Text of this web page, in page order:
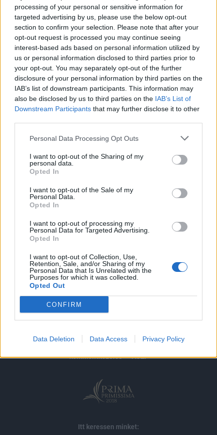
processing of your personal or sensitive information for
targeted advertising by us, please use the below opt-out
section to confirm your selection. Please note that after your
opt-out request is processed you may continue seeing
interest-based ads based on personal information utilized by
us or personal information disclosed to third parties prior to
your opt-out. You may separately opt-out of the further
disclosure of your personal information by third parties on the
IAB’s list of downstream participants. This information may
also be disclosed by us to third parties on the IAB’s List of
Downstream Participants that may further disclose it to other
Personal Data Processing Opt Outs
I want to opt-out of the Sharing of my
personal data.
Opted In
I want to opt-out of the Sale of my
Personal Data.
Opted In
I want to opt-out of processing my
Personal Data for Targeted Advertising.
Opted In
I want to opt-out of Collection, Use,
Retention, Sale, and/or Sharing of my
Personal Data that Is Unrelated with the
Purposes for which it was collected.
Opted Out
CONFIRM
Data Deletion Data Access Privacy Policy
(BAMOSZ) közösen szervezte, s a meghívott előadók a
HSIP anyaszervezetének, az Association for Investment
Management and Research (AIMR) képviselői lesznek. A
soron...
KEDVES OLVASÓNK!
A keresett cikk a portfolio.hu hírarchívumához
tartozik, melynek olvasása előfizetéses
Az előfizetés a következőket tartalmazza:
Kötéslisták: BÉT elmúlt 2 év napon belüli
kötéslistái
MÁR ELŐFIZETŐNK VAGY?BEJELENTKEZÉS
adatvédelem
szerzői jogok médiaajánlat
karrier
kommentkezelés
ÁSZF
Itt keressen minket: